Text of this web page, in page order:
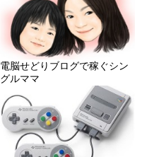
電脳せどりブログで稼ぐシン
グルママ